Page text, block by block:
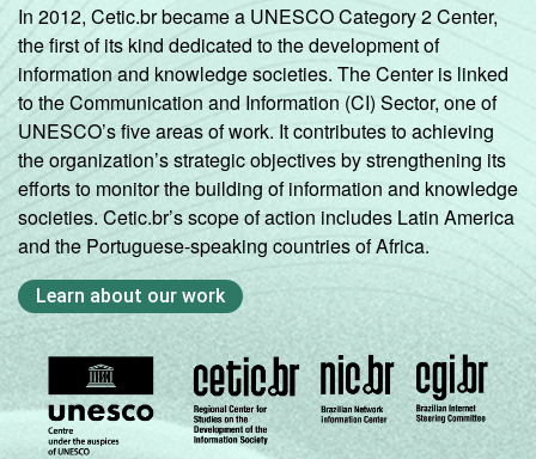
In 2012, Cetic.br became a UNESCO Category 2 Center,
the first of its kind dedicated to the development of
information and knowledge societies. The Center is linked
to the Communication and Information (CI) Sector, one of
UNESCO’s five areas of work. It contributes to achieving
the organization’s strategic objectives by strengthening its
efforts to monitor the building of information and knowledge
societies. Cetic.br’s scope of action includes Latin America
and the Portuguese-speaking countries of Africa.
Learn about our work